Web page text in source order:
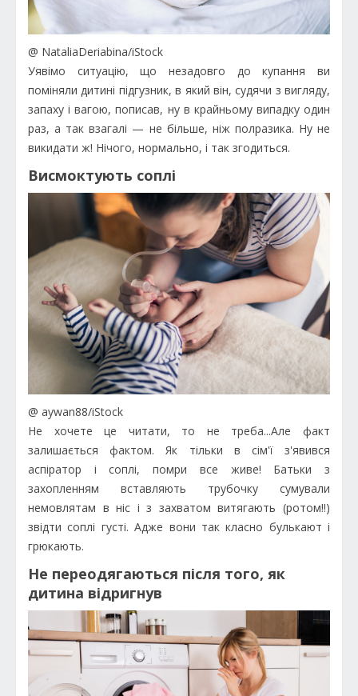
@ NataliaDeriabina/iStock
Уявімо ситуацію, що незадовго до купання ви
поміняли дитині підгузник, в який він, судячи з вигляду,
запаху і вагою, пописав, ну в крайньому випадку один
раз, а так взагалі — не більше, ніж полразика. Ну не
викидати ж! Нічого, нормально, і так згодиться.
Висмоктують соплі
@ aywan88/iStock
Не хочете це читати, то не треба...Але факт
залишається фактом. Як тільки в сім'ї з'явився
аспіратор і соплі, помри все живе! Батьки з
захопленням вставляють трубочку сумували
немовлятам в ніс і з захватом витягають (ротом!!)
звідти соплі густі. Адже вони так класно булькают і
грюкають.
Не переодягаються після того, як
дитина відригнув